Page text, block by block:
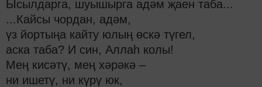
Ысылдарга, шуышырга адәм җаен таба...
...Кайсы чордан, адәм,
үз йортыңа кайту юлың өскә түгел,
аска таба? И син, Аллаһ колы!
Мең кисәтү, мең хәрәкә –
ни ишетү, ни күрү юк,